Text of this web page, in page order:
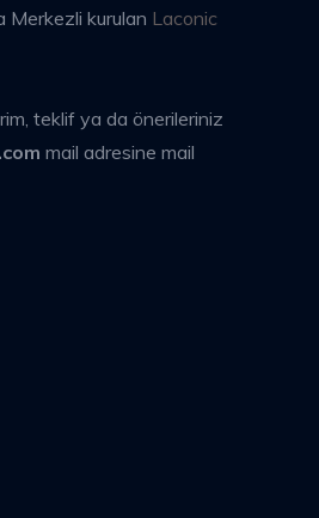
Merkezli kurulan Laconic
teklif ya da önerileriniz
mail adresine mail